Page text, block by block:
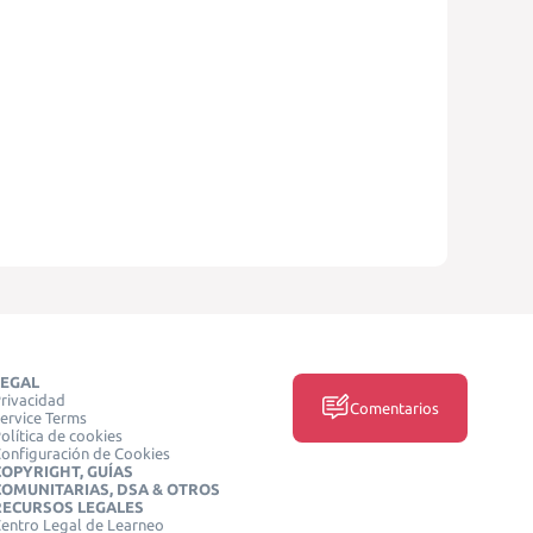
Terms
de cookies
de Cookies
GUÍAS
DSA & OTROS
LEGALES
Legal de Learneo
Comentarios